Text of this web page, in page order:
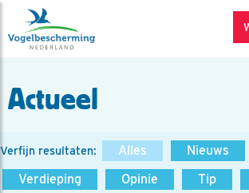
Actueel
Verfijn resultaten: Alles Nieuws
Verdieping
Opinie Tip